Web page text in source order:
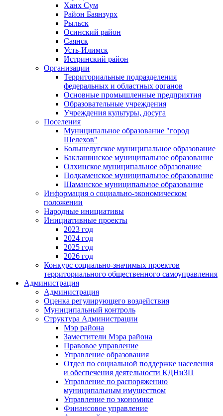
Ханх Сум
Район Баянзурх
Рыльск
Осинский район
Саянск
Усть-Илимск
Истринский район
Организации
Территориальные подразделения
федеральных и областных органов
Основные промышленные предприятия
Образовательные учреждения
Учреждения культуры, досуга
Поселения
Муниципальное образование "город
Шелехов"
Большелугское муниципальное образование
Баклашинское муниципальное образование
Олхинское муниципальное образование
Подкаменское муниципальное образование
Шаманское муниципальное образование
Информация о социально-экономическом
положении
Народные инициативы
Инициативные проекты
2023 год
2024 год
2025 год
2026 год
Конкурс социально-значимых проектов
территориального общественного самоуправления
Администрация
Администрация
Оценка регулирующего воздействия
Муниципальный контроль
Структура Администрации
Мэр района
Заместители Мэра района
Правовое управление
Управление образования
Отдел по социальной поддержке населения
и обеспечения деятельности КДНиЗП
Управление по распоряжению
муниципальным имуществом
Управление по экономике
Финансовое управление